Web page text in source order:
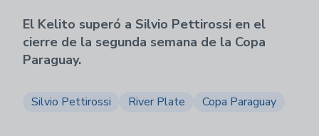
El Kelito superó a Silvio Pettirossi en el
cierre de la segunda semana de la Copa
Paraguay.
Silvio Pettirossi River Plate Copa Paraguay